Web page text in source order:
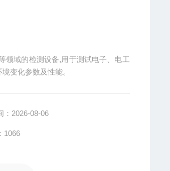
领域的检测设备,用于测试电子、电工
变化参数及性能。
：2026-08-06
1066